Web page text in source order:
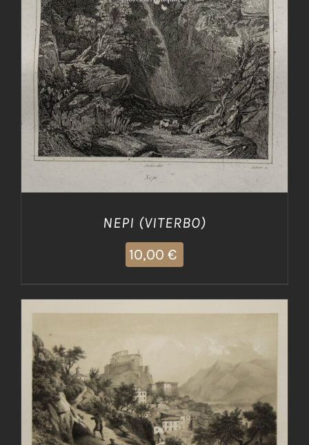
AGGIUNGI AL CARRELLO / DETTAGLI
NEPI (VITERBO)
10,00 €
AGGIUNGI AL CARRELLO / DETTAGLI